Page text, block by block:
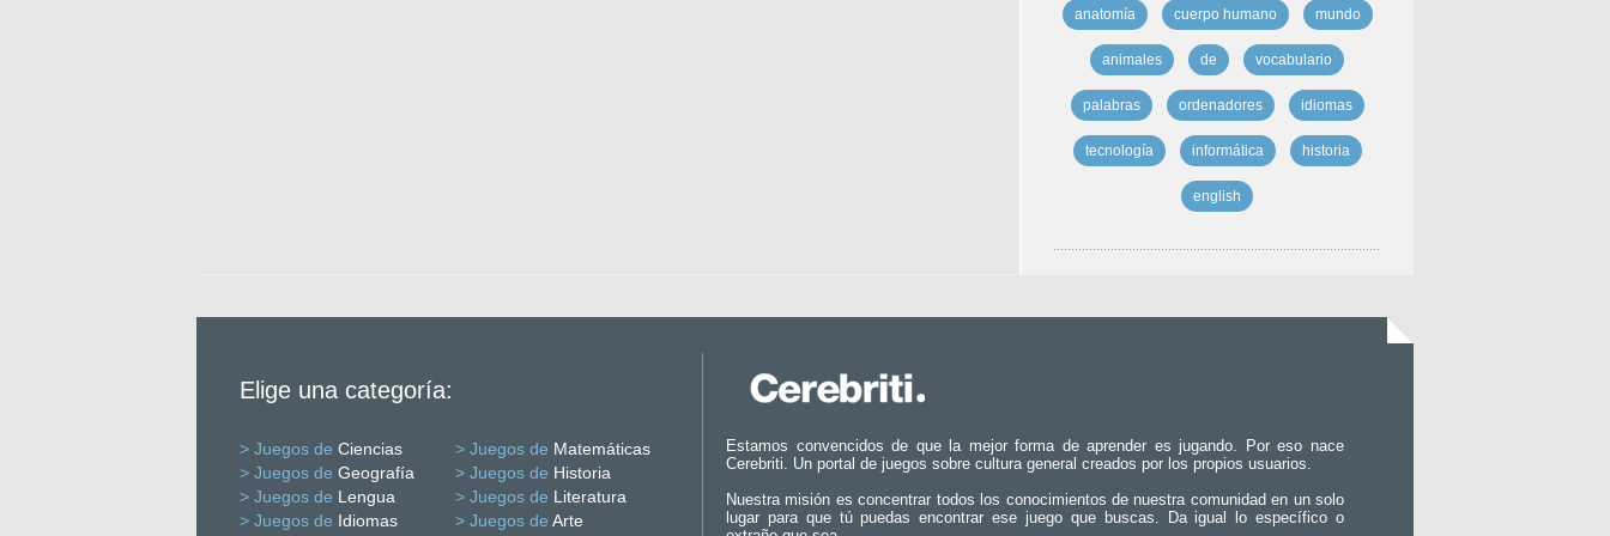
anatomía cuerpo humano mundo
animales de vocabulario
palabras ordenadores idiomas
tecnología informática historia
english
Elige una categoría:
> Juegos de Ciencias > Juegos de Matemáticas
> Juegos de Geografía > Juegos de Historia
> Juegos de Lengua > Juegos de Literatura
> Juegos de Idiomas > Juegos de Arte
Estamos convencidos de que la mejor forma de aprender es jugando. Por eso nace
Cerebriti. Un portal de juegos sobre cultura general creados por los propios usuarios.
Nuestra misión es concentrar todos los conocimientos de nuestra comunidad en un solo
lugar para que tú puedas encontrar ese juego que buscas. Da igual lo específico o